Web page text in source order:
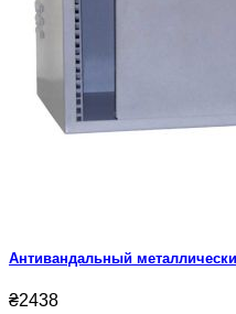
Антивандальный
₴2438